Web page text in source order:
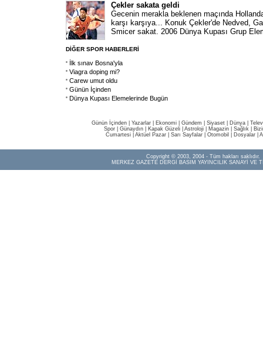
Çekler sakata geldi
Gecenin merakla beklenen maçında
karşı karşıya... Konuk Çekler'de Nedved,
Smicer sakat. 2006 Dünya Kupası Grup
DİĞER SPOR HABERLERİ
İlk sınav Bosna'yla
Viagra doping mi?
Carew umut oldu
Günün İçinden
Dünya Kupası Elemelerinde Bugün
Günün İçinden Yazarlar Ekonomi Gündem Siyaset Dünya |
Spor
Günaydın Kapak Güzeli Astroloji Magazin Sağlık
Cumartesi| Aktüel Pazar| Sarı Sayfalar| Otomobil Dosyalar|
Copyright © 2003, 2004 - Tüm hakları saklıdır.
MERKEZ GAZETE DERGİ BASIM YAYINCILIK SANAYİ VE